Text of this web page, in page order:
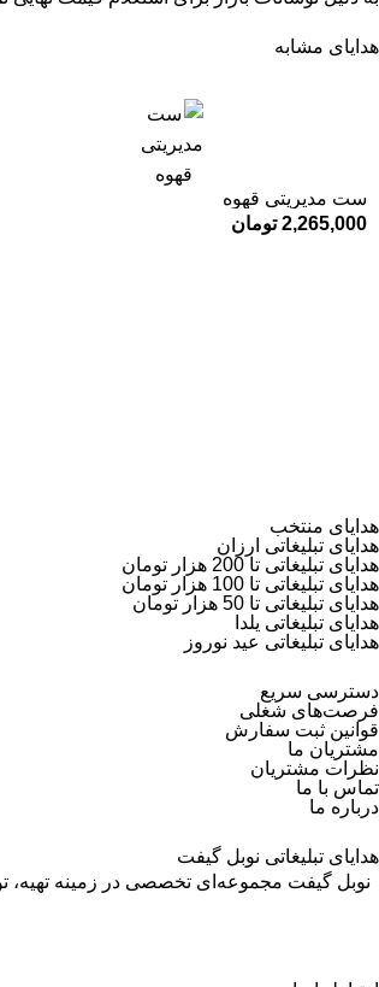
هدایای مشابه
ست مدیریتی قهوه
2,265,000 تومان
هدایای منتخب
هدایای تبلیغاتی ارزان
هدایای تبلیغاتی تا 200 هزار تومان
هدایای تبلیغاتی تا 100 هزار تومان
هدایای تبلیغاتی تا 50 هزار تومان
هدایای تبلیغاتی یلدا
هدایای تبلیغاتی عید نوروز
دسترسی سریع
فرصت‌های شغلی
قوانین ثبت سفارش
مشتریان ما
نظرات مشتریان
تماس با ما
درباره ما
هدایای تبلیغاتی نوبل گیفت
نوبل گیفت مجموعه‌ای تخصصی در زمینه تهیه،